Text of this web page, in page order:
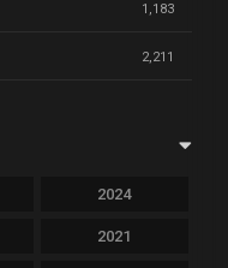
1,183
2,211
2024
2021